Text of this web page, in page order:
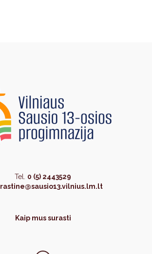
Tel. 0 (5) 2443529
rastine@sausio13.vilnius.lm.lt
Kaip mus surasti